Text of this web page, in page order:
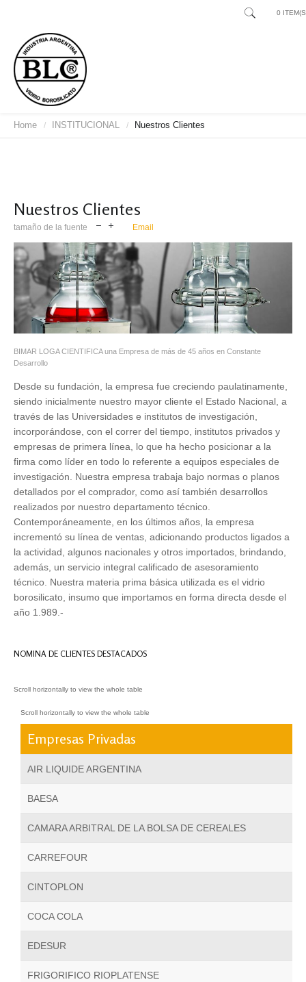
0
Home / INSTITUCIONAL / Nuestros Clientes
Nuestros Clientes
tamaño de la fuente Email
BIMAR LOGA CIENTIFICA una Empresa de más de 45 años en Constante
Desarrollo
Desde su fundación, la empresa fue creciendo paulatinamente,
siendo inicialmente nuestro mayor cliente el Estado Nacional, a
través de las Universidades e institutos de investigación,
incorporándose, con el correr del tiempo, institutos privados y
empresas de primera línea, lo que ha hecho posicionar a la
firma como líder en todo lo referente a equipos especiales de
investigación. Nuestra empresa trabaja bajo normas o planos
detallados por el comprador, como así también desarrollos
realizados por nuestro departamento técnico.
Contemporáneamente, en los últimos años, la empresa
incrementó su línea de ventas, adicionando productos ligados a
la actividad, algunos nacionales y otros importados, brindando,
además, un servicio integral calificado de asesoramiento
técnico. Nuestra materia prima básica utilizada es el vidrio
borosilicato, insumo que importamos en forma directa desde el
año 1.989.-
NOMINA DE CLIENTES DESTACADOS
Empresas Privadas
AIR LIQUIDE ARGENTINA
BAESA
CAMARA ARBITRAL DE LA BOLSA DE CEREALES
CARREFOUR
CINTOPLON
COCA COLA
EDESUR
FRIGORIFICO RIOPLATENSE